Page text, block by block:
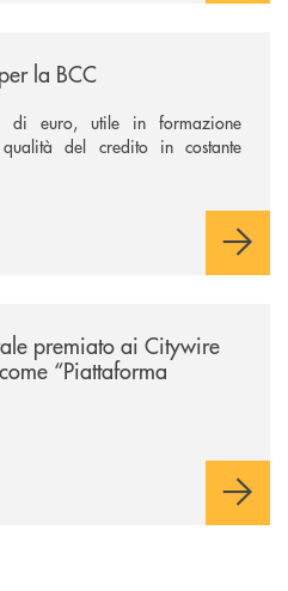
la BCC
di euro, utile in formazione
del credito in costante
premiato ai Citywire
“Piattaforma